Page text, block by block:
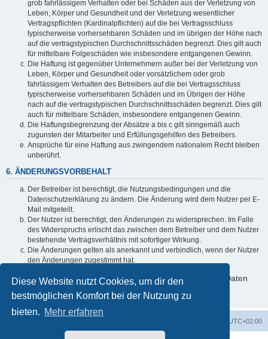
Diese Website nutzt Cookies, um dir den
bestmöglichen Komfort bei der Nutzung zu
bieten. Mehr erfahren
grob fahrlässigem Verhalten oder bei Schäden aus der Verletzung von
Leben, Körper und Gesundheit und der Verletzung wesentlicher
Vertragspflichten (Kardinalpflichten) auf die bei Vertragsschluss
typischerweise vorhersehbaren Schäden und im übrigen der Höhe nach
auf die vertragstypischen Durchschnittsschäden begrenzt. Dies gilt auch
für mittelbare Folgeschäden wie insbesondere entgangenen Gewinn.
Die Haftung ist gegenüber Unternehmern außer bei der Verletzung von
Leben, Körper und Gesundheit oder vorsätzlichem oder grob
fahrlässigem Verhalten des Betreibers auf die bei Vertragsschluss
typischerweise vorhersehbaren Schäden und im Übrigen der Höhe
nach auf die vertragstypischen Durchschnittsschäden begrenzt. Dies gilt
auch für mittelbare Schäden, insbesondere entgangenen Gewinn.
Die Haftungsbegrenzung der Absätze a bis c gilt sinngemäß auch
zugunsten der Mitarbeiter und Erfüllungsgehilfen des Betreibers.
Ansprüche für eine Haftung aus zwingendem nationalem Recht bleiben
unberührt.
6. ÄNDERUNGSVORBEHALT
Der Betreiber ist berechtigt, die Nutzungsbedingungen und die
Datenschutzerklärung zu ändern. Die Änderung wird dem Nutzer per E-
Mail mitgeteilt.
Der Nutzer ist berechtigt, den Änderungen zu widersprechen. Im Falle
des Widerspruchs erlischt das zwischen dem Betreiber und dem Nutzer
bestehende Vertragsverhältnis mit sofortiger Wirkung.
Die Änderungen gelten als anerkannt und verbindlich, wenn der Nutzer
den Änderungen zugestimmt hat.
Informationen über den Umgang mit deinen persönlichen Daten
sind in der Datenschutzerklärung enthalten.
UTC+02:00